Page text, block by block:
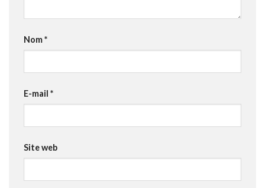
Nom*
E-mail *
Site web